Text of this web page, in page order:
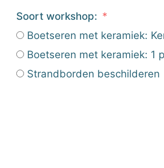
Soort workshop:
Boetseren met keramiek:
Boetseren met keramiek: 1
Strandborden beschilderen